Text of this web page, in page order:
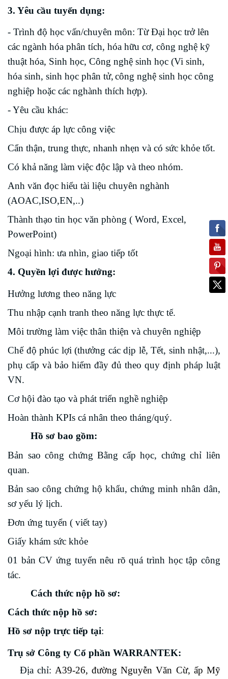
3. Yêu cầu tuyển dụng:
- Trình độ học vấn/chuyên môn: TừĐại học trở lên
các ngành hóa phân tích, hóa hữu cơ, công nghệ kỹ
thuật hóa, Sinh học, Công nghệ sinh học (Vi sinh,
hóa sinh, sinh học phân tử,công nghệ sinh học công
nghiệp hoặc các nghành thích hợp).
- Yêu cầu khác:
Chịu được áp lực công việc
Cẩn thận, trung thực, nhanh nhẹn và có sức khỏe tốt.
Có khả năng làm việc độc lập và theo nhóm.
Anh văn đọc hiểu tài liệu chuyên nghành
(AOAC,ISO,EN,..)
Thành thạo tin học văn phòng ( Word, Excel,
PowerPoint)
Ngoại hình: ưa nhìn, giao tiếp tốt
4. Quyền lợi được hưởng:
Hưởng lương theo năng lực
Thu nhập cạnh tranh theo năng lực thực tế.
Môi trường làm việc thân thiện và chuyên nghiệp
Chế độ phúc lợi (thưởng các dịp lễ, Tết, sinh nhật,...),
phụ cấp và bảo hiểm đầy đủ theo quy định pháp luật
VN.
Cơ hội đào tạo và phát triển nghề nghiệp
Hoàn thành KPIs cá nhân theo tháng/quý.
Hồ sơ bao gồm:
Bản sao công chứngBằng cấp học, chứng chỉ liên
quan.
Bản sao công chứng hộ khẩu, chứng minh nhân dân,
sơ yếu lý lịch.
Đơn ứng tuyển ( viết tay)
Giấy khám sức khỏe
01 bản CV ứng tuyển nêu rõ quá trình học tập công
tác.
Cách thức nộp hồ sơ:
Cách thức nộp hồ sơ:
Hồ sơ nộp trực tiếp tại:
Trụ sở Công ty Cổ phần WARRANTEK:
Địa chỉ: A39-26, đường Nguyễn Văn Cừ, ấp Mỹ